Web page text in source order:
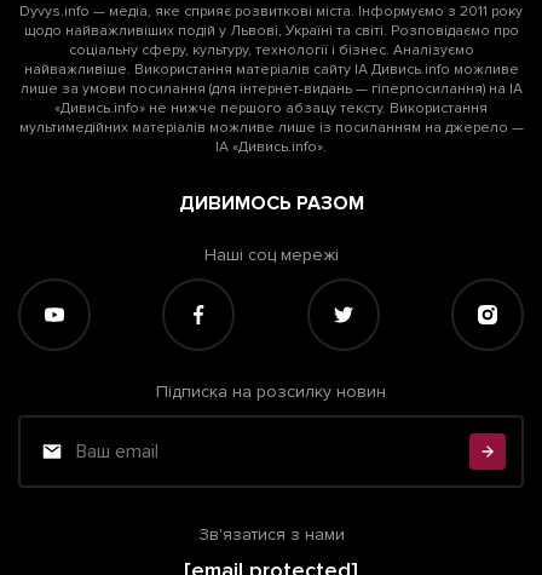
Dyvys.info — медіа, яке сприяє розвиткові міста. Інформуємо з 2011 року
щодо найважливіших подій у Львові, Україні та світі. Розповідаємо про
соціальну сферу, культуру, технології і бізнес. Аналізуємо
найважливіше. Використання матеріалів сайту ІА Дивись.info можливе
лише за умови посилання (для інтернет-видань — гіперпосилання) на ІА
«Дивись.info» не нижче першого абзацу тексту. Використання
мультимедійних матеріалів можливе лише із посиланням на джерело —
ІА «Дивись.info».
ДИВИМОСЬ РАЗОМ
Наші соц мережі
Підписка на розсилку новин
Зв'язатися з нами